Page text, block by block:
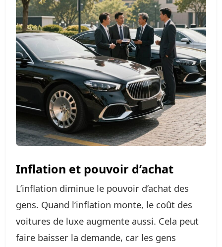
Inflation et pouvoir d’achat
L’inflation diminue le pouvoir d’achat des
gens. Quand l’inflation monte, le coût des
voitures de luxe augmente aussi. Cela peut
faire baisser la demande, car les gens